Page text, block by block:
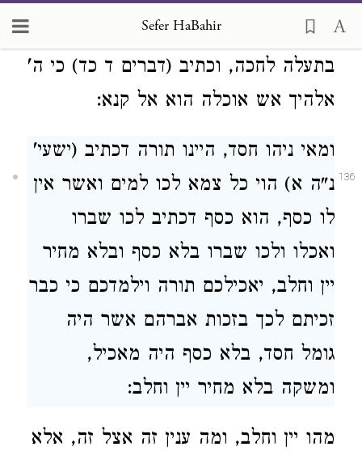
Sefer HaBahir
האבנים ואת העפר ואת המים אשר
בתעלה לחכה, וכתיב (דברים ד כד) כי ה'
אלהיך אש אוכלה הוא אל קנא:
136
ומאי ניהו חסד, היינו תורה דכתיב (ישעי'
נ"ה א) הוי כל צמא לכו למים ואשר אין
לו כסף, הוא כסף דכתיב לכו שברו
ואכלו ולכו שברו בלא כסף ובלא מחיר
יין וחלב, יאכילכם תורה וילמדכם כי כבר
זכיתם לכך בזכות אברהם אשר היה
גומל חסד, בלא כסף היה מאכיל,
ומשקה בלא מחיר יין וחלב:
מהו יין וחלב, ומה ענין זה אצל זה, אלא